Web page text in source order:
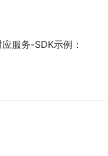
服务-SDK示例：